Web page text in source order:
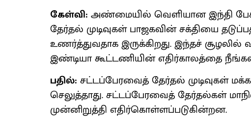
கேள்வி: அண்மையில் வெளியான இந்தி
தேர்தல் முடிவுகள் பாஜகவின் சக்தியை
உணர்த்துவதாக இருக்கிறது. இந்தச்
இண்டியா கூட்டணியின் எதிர்காலத்தை நீங்கள்
பதில்: சட்டப்பேரவைத் தேர்தல் முடிவுகள்
செலுத்தாது. சட்டப்பேரவைத் தேர்தல்கள்
முன்னிறுத்தி எதிர்கொள்ளப்படுகின்றன.